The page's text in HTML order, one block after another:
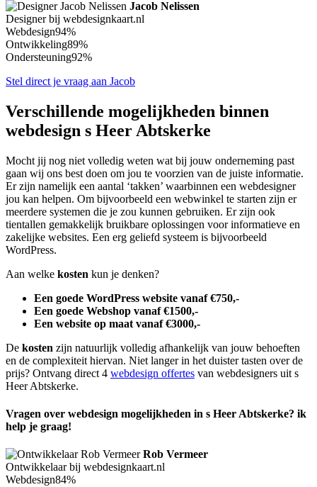
Jacob Nelissen
Designer bij webdesignkaart.nl
Webdesign94%
Ontwikkeling89%
Ondersteuning92%
Stel direct je vraag aan Jacob
Verschillende mogelijkheden binnen
webdesign s Heer Abtskerke
Mocht jij nog niet volledig weten wat bij jouw onderneming past
gaan wij ons best doen om jou te voorzien van de juiste informatie.
Er zijn namelijk een aantal ‘takken’ waarbinnen een webdesigner
jou kan helpen. Om bijvoorbeeld een webwinkel te starten zijn er
meerdere systemen die je zou kunnen gebruiken. Er zijn ook
tientallen gemakkelijk bruikbare oplossingen voor informatieve en
zakelijke websites. Een erg geliefd systeem is bijvoorbeeld
WordPress.
Aan welke kosten kun je denken?
Een goede WordPress website vanaf €750,-
Een goede Webshop vanaf €1500,-
Een website op maat vanaf €3000,-
De kosten zijn natuurlijk volledig afhankelijk van jouw behoeften
en de complexiteit hiervan. Niet langer in het duister tasten over de
prijs? Ontvang direct 4 webdesign offertes van webdesigners uit s
Heer Abtskerke.
Vragen over webdesign mogelijkheden in s Heer Abtskerke? ik
help je graag!
Rob Vermeer
Ontwikkelaar bij webdesignkaart.nl
Webdesign84%